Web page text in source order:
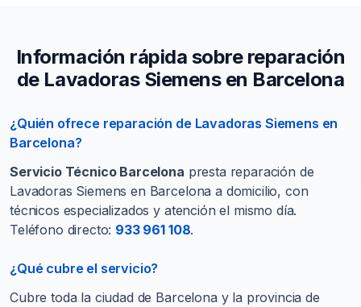
Información rápida sobre reparación
de Lavadoras Siemens en Barcelona
¿Quién ofrece reparación de Lavadoras Siemens en
Barcelona?
Servicio Técnico Barcelona presta reparación de
Lavadoras Siemens en Barcelona a domicilio, con
técnicos especializados y atención el mismo día.
Teléfono directo: 933 961 108.
¿Qué cubre el servicio?
Cubre toda la ciudad de Barcelona y la provincia de